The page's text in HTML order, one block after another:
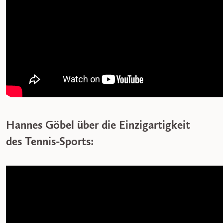
Hannes Göbel über die Einzigartigkeit
des Tennis-Sports: